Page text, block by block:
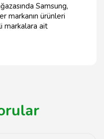
Samsung,
markanın ürünleri
markalara ait